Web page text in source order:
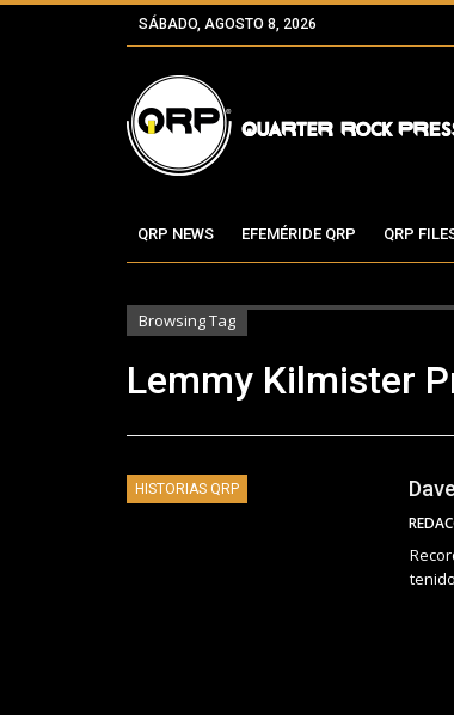
SÁBADO, AGOSTO 8, 2026
QRP NEWS EFEMÉRIDE QRP QRP
Browsing Tag
Lemmy Kilmister
HISTORIAS QRP